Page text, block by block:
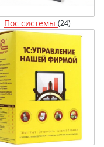
Пос системы (24)